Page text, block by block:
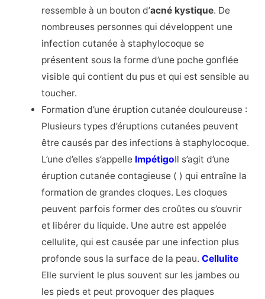
ressemble à un bouton d’acné kystique. De
nombreuses personnes qui développent une
infection cutanée à staphylocoque se
présentent sous la forme d’une poche gonflée
visible qui contient du pus et qui est sensible au
toucher.
Formation d’une éruption cutanée douloureuse :
Plusieurs types d’éruptions cutanées peuvent
être causés par des infections à staphylocoque.
L’une d’elles s’appelle ImpétigoIl s’agit d’une
éruption cutanée contagieuse ( ) qui entraîne la
formation de grandes cloques. Les cloques
peuvent parfois former des croûtes ou s’ouvrir
et libérer du liquide. Une autre est appelée
cellulite, qui est causée par une infection plus
profonde sous la surface de la peau.Cellulite
Elle survient le plus souvent sur les jambes ou
les pieds et peut provoquer des plaques